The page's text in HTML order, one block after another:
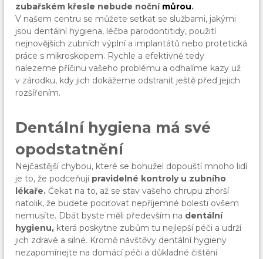
zubařském křesle nebude nočnímůrou.
V našem centru se můžete setkat se službami, jakými
jsou dentální hygiena, léčba parodontitidy, použití
nejnovějších zubních výplní a implantátů nebo protetická
práce s mikroskopem. Rychle a efektivně tedy
nalezeme příčinu vašeho problému a odhalíme kazy už
v zárodku, kdy jich dokážeme odstranit ještě před jejich
rozšířením.
Dentální hygiena má své
opodstatnění
Nejčastější chybou, které se bohužel dopouští mnoho lidí
je to, že podceňují pravidelné kontroly u zubního
lékaře.Čekat na to, až se stav vašeho chrupu zhorší
natolik, že budete pociťovat nepříjemné bolesti ovšem
nemusíte. Dbát byste měli především na dentální
hygienu, která poskytne zubům tu nejlepší péči a udrží
jich zdravé a silné. Kromě návštěvy dentální hygieny
nezapomínejte na domácí péči a důkladné čištění